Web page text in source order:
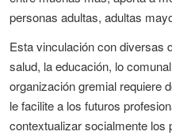
personas adultas, adultas
Esta vinculación con diversas
salud, la educación, lo
organización gremial requiere
le facilite a los futuros
contextualizar socialmente los